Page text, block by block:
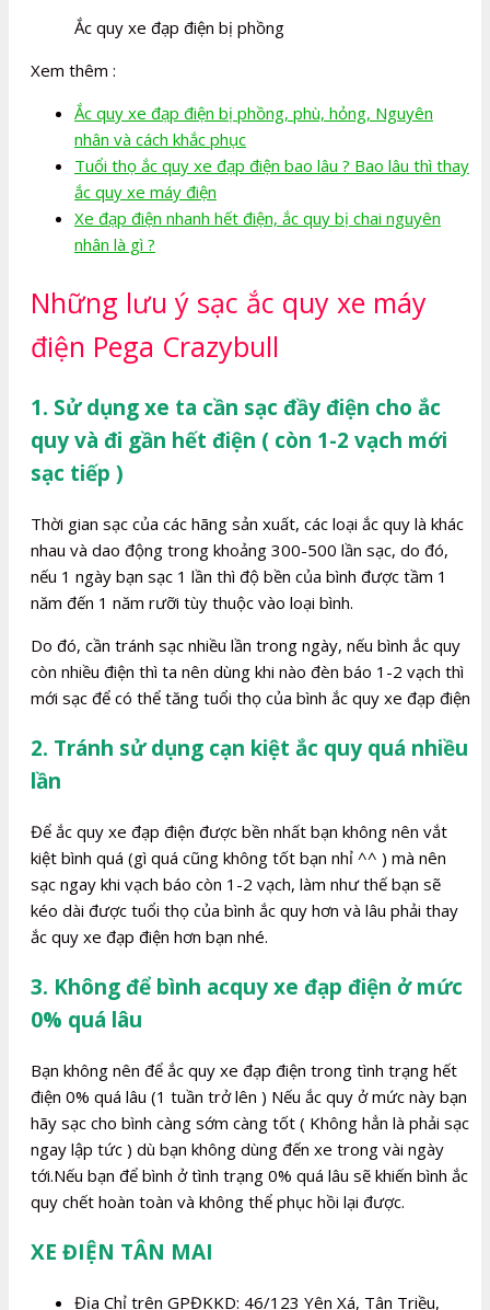
Ắc quy xe đạp điện bị phồng
Xem thêm :
Ắc quy xe đạp điện bị phồng, phù, hỏng, Nguyên
nhân và cách khắc phục
Tuổi thọ ắc quy xe đạp điện bao lâu ? Bao lâu thì thay
ắc quy xe máy điện
Xe đạp điện nhanh hết điện, ắc quy bị chai nguyên
nhân là gì ?
Những lưu ý sạc ắc quy xe máy
điện Pega Crazybull
1. Sử dụng xe ta cần sạc đầy điện cho ắc
quy và đi gần hết điện ( còn 1-2 vạch mới
sạc tiếp )
Thời gian sạc của các hãng sản xuất, các loại ắc quy là khác
nhau và dao động trong khoảng 300-500 lần sạc, do đó,
nếu 1 ngày bạn sạc 1 lần thì độ bền của bình được tầm 1
năm đến 1 năm rưỡi tùy thuộc vào loại bình.
Do đó, cần tránh sạc nhiều lần trong ngày, nếu bình ắc quy
còn nhiều điện thì ta nên dùng khi nào đèn báo 1-2 vạch thì
mới sạc để có thể tăng tuổi thọ của bình ắc quy xe đạp điện
2. Tránh sử dụng cạn kiệt ắc quy quá nhiều
lần
Để ắc quy xe đạp điện được bền nhất bạn không nên vắt
kiệt bình quá (gì quá cũng không tốt bạn nhỉ ^^ ) mà nên
sạc ngay khi vạch báo còn 1-2 vạch, làm như thế bạn sẽ
kéo dài được tuổi thọ của bình ắc quy hơn và lâu phải thay
ắc quy xe đạp điện hơn bạn nhé.
3. Không để bình acquy xe đạp điện ở mức
0% quá lâu
Bạn không nên để ắc quy xe đạp điện trong tình trạng hết
điện 0% quá lâu (1 tuần trở lên ) Nếu ắc quy ở mức này bạn
hãy sạc cho bình càng sớm càng tốt ( Không hẳn là phải sạc
ngay lập tức ) dù bạn không dùng đến xe trong vài ngày
tới.Nếu bạn để bình ở tình trạng 0% quá lâu sẽ khiến bình ắc
quy chết hoàn toàn và không thể phục hồi lại được.
XE ĐIỆN TÂN MAI
Địa Chỉ trên GPĐKKD: 46/123 Yên Xá, Tân Triều,